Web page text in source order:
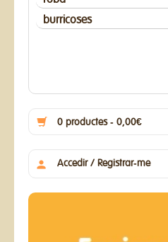
burricoses
0 productes - 0,00€
Accedir / Registrar-me